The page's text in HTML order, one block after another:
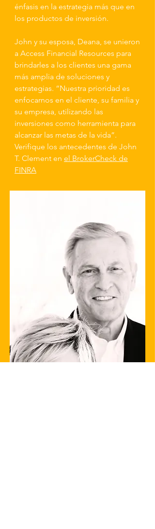
énfasis en la estrategia más que en
los productos de inversión.
John y su esposa, Deana, se unieron
a Access Financial Resources para
brindarles a los clientes una gama
más amplia de soluciones y
estrategias. “Nuestra prioridad es
enfocarnos en el cliente, su familia y
su empresa, utilizando las
inversiones como herramienta para
alcanzar las metas de la vida”.
Verifique los antecedentes de John
T. Clement en el BrokerCheck de
FINRA